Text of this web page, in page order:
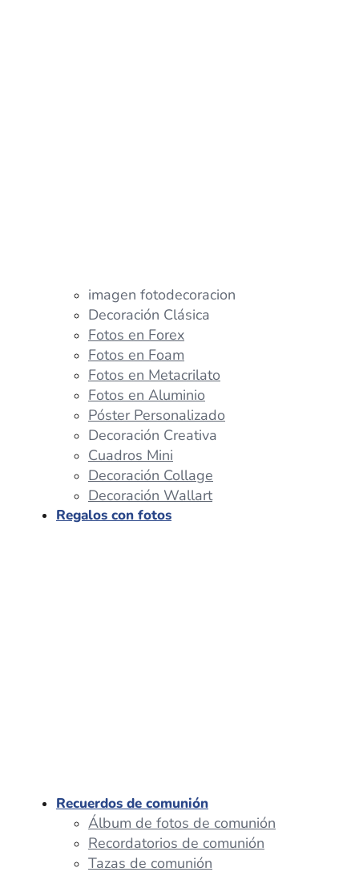
imagen fotodecoracion
Decoración Clásica
Fotos en Forex
Fotos en Foam
Fotos en Metacrilato
Fotos en Aluminio
Póster Personalizado
Decoración Creativa
Cuadros Mini
Decoración Collage
Decoración Wallart
Regalos con fotos
Recuerdos de comunión
Álbum de fotos de comunión
Recordatorios de comunión
Tazas de comunión